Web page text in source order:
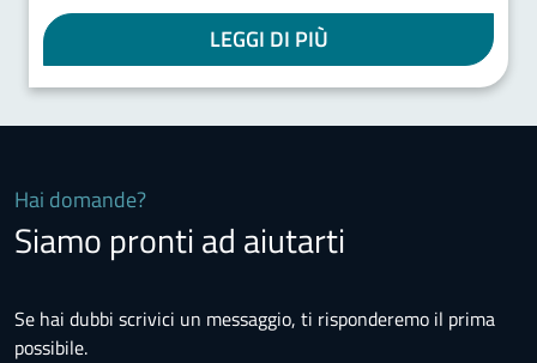
LEGGI DI PIÙ
Hai domande?
Siamo pronti ad aiutarti
Se hai dubbi scrivici un messaggio, ti risponderemo il prima
possibile.